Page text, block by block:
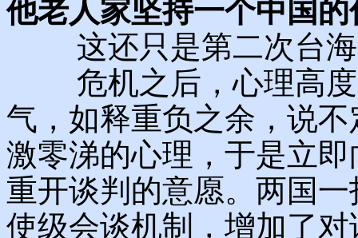
他老人家坚持一个中国
这还只是第二次台海
危机之后，心理高度
气，如释重负之余，说
激零涕的心理，于是立
重开谈判的意愿。两国
使级会谈机制，增加了